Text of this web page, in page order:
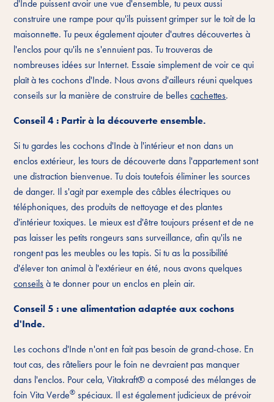
d'Inde puissent avoir une vue d'ensemble, tu peux aussi
construire une rampe pour qu'ils puissent grimper sur le toit de la
maisonnette. Tu peux également ajouter d'autres découvertes à
l'enclos pour qu'ils ne s'ennuient pas. Tu trouveras de
nombreuses idées sur Internet. Essaie simplement de voir ce qui
plaît à tes cochons d'Inde. Nous avons d'ailleurs réuni quelques
conseils sur la manière de construire de bellescachettes.
Conseil 4 : Partir à la découverte ensemble.
Si tu gardes les cochons d'Inde à l'intérieur et non dans un
enclos extérieur, les tours de découverte dans l'appartement sont
une distraction bienvenue. Tu dois toutefois éliminer les sources
de danger. Il s'agit par exemple des câbles électriques ou
téléphoniques, des produits de nettoyage et des plantes
d'intérieur toxiques. Le mieux est d'être toujours présent et de ne
pas laisser les petits rongeurs sans surveillance, afin qu'ils ne
rongent pas les meubles ou les tapis. Si tu as la possibilité
d'élever ton animal à l'extérieur en été, nous avons quelques
conseilsà te donner pour un enclos en plein air.
Conseil 5 : une alimentation adaptée aux cochons
d'Inde.
Les cochons d'Inde n'ont en fait pas besoin de grand-chose. En
tout cas, des râteliers pour le foin ne devraient pas manquer
dans l'enclos. Pour cela, Vitakraft® a composé des mélanges de
foin Vita Verde® spéciaux. Il est également judicieux de prévoir